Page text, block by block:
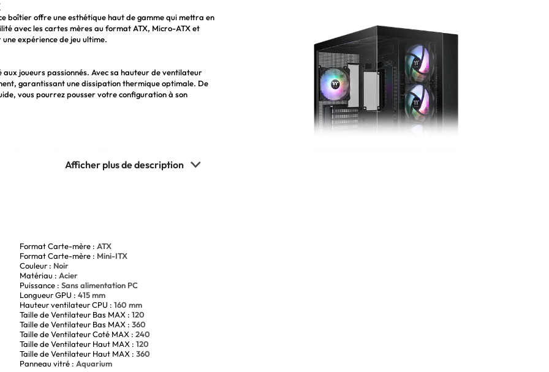
boîtier offre une esthétique haut de gamme qui mettra en
avec les cartes mères au format ATX, Micro-ATX et
expérience de jeu ultime.
joueurs passionnés. Avec sa hauteur de ventilateur
garantissant une dissipation thermique optimale. De
vous pourrez pousser votre configuration à son
de couleur et de personnalisation à votre setup gaming.
optimales
de fabrication irréprochable
View 380 TG ARGB Noir pour une expérience de
toute nouvelle dimension !
Format Carte-mère : ATX
Format Carte-mère : Mini-ITX
Couleur : Noir
Matériau : Acier
Puissance : Sans alimentation PC
Longueur GPU : 415 mm
Hauteur ventilateur CPU : 160 mm
Taille de Ventilateur Bas MAX : 120
Taille de Ventilateur Bas MAX : 360
Taille de Ventilateur Coté MAX : 240
Taille de Ventilateur Haut MAX : 120
Taille de Ventilateur Haut MAX : 360
Panneau vitré : Aquarium